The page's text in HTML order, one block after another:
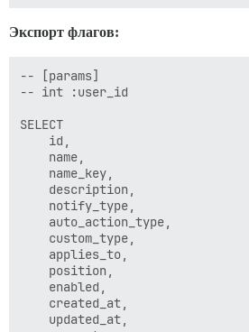
Экспорт флагов:
-- [params]
-- int :user_id
SELECT
    id,
    name,
    name_key,
    description,
    notify_type,
    auto_action_type,
    custom_type,
    applies_to,
    position,
    enabled,
    created_at,
    updated_at,